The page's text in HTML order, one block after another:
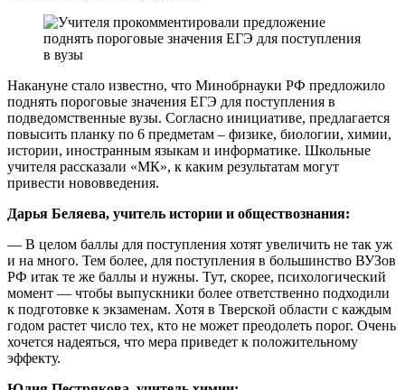
Накануне стало известно, что Минобрнауки РФ предложило
поднять пороговые значения ЕГЭ для поступления в
подведомственные вузы. Согласно инициативе, предлагается
повысить планку по 6 предметам – физике, биологии, химии,
истории, иностранным языкам и информатике. Школьные
учителя рассказали «МК», к каким результатам могут
привести нововведения.
Дарья Беляева, учитель истории и обществознания:
— В целом баллы для поступления хотят увеличить не так уж
и на много. Тем более, для поступления в большинство ВУЗов
РФ итак те же баллы и нужны. Тут, скорее, психологический
момент — чтобы выпускники более ответственно подходили
к подготовке к экзаменам. Хотя в Тверской области с каждым
годом растет число тех, кто не может преодолеть порог. Очень
хочется надеяться, что мера приведет к положительному
эффекту.